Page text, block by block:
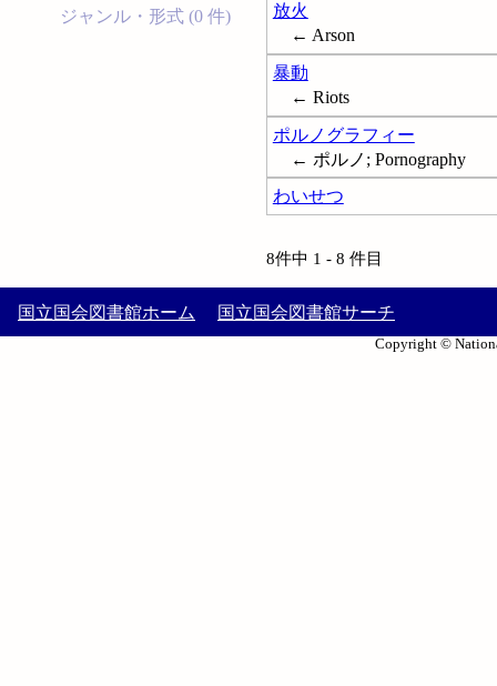
ジャンル・形式 (0 件)
放火
← Arson
暴動
← Riots
ポルノグラフィー
← ポルノ; Pornography
わいせつ
8件中 1 - 8 件目
国立国会図書館ホーム 国立国会図書館サーチ
Copyright ©